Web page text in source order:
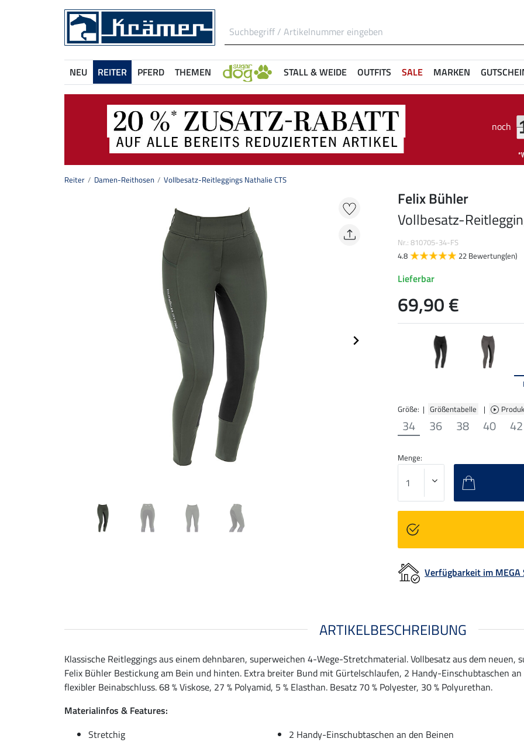
NEU REITER PFERD THEMEN STALL & WEIDE OUTFITS SALE MARKEN
noch
Reiter Damen-Reithosen Vollbesatz-Reitleggings Nathalie CTS
Größe: | Größentabelle |
34 36 38 40 42
Felix Bühler
Vollbesatz-
Nr.: 810705-34-FS
4.8
22 Bewertung(en)
Lieferbar
69,90 €
Menge:
Verfügbarkeit im MEGA
ARTIKELBESCHREIBUNG
Klassische Reitleggings aus einem dehnbaren, superweichen 4-Wege-Stretchmaterial. Vollbesatz aus dem neuen,
Felix Bühler Bestickung am Bein und hinten. Extra breiter Bund mit Gürtelschlaufen, 2 Handy-Einschubtaschen
flexibler Beinabschluss. 68 % Viskose, 27 % Polyamid, 5 % Elasthan. Besatz 70 % Polyester, 30 % Polyurethan.
Materialinfos & Features:
Stretchig
2 Handy-Einschubtaschen an den Beinen